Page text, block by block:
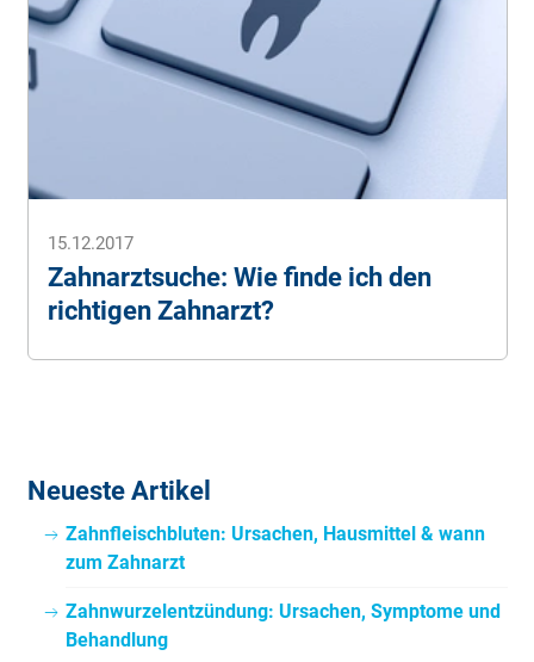
15.12.2017
Zahnarztsuche: Wie finde ich den
richtigen Zahnarzt?
Neueste Artikel
Zahnfleischbluten: Ursachen, Hausmittel & wann
zum Zahnarzt
Zahnwurzelentzündung: Ursachen, Symptome und
Behandlung